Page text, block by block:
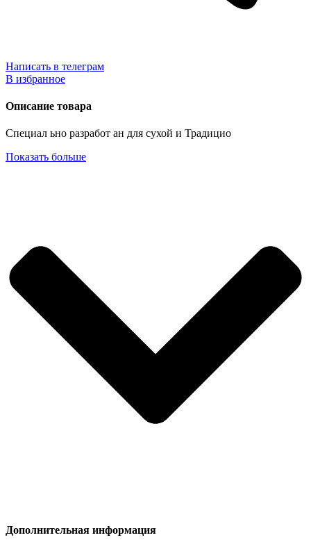
Написать в телеграм
В избранное
Описание товара
Специал ьно разработ ан для сухой и Традицио
Показать больше
Дополнительная информация